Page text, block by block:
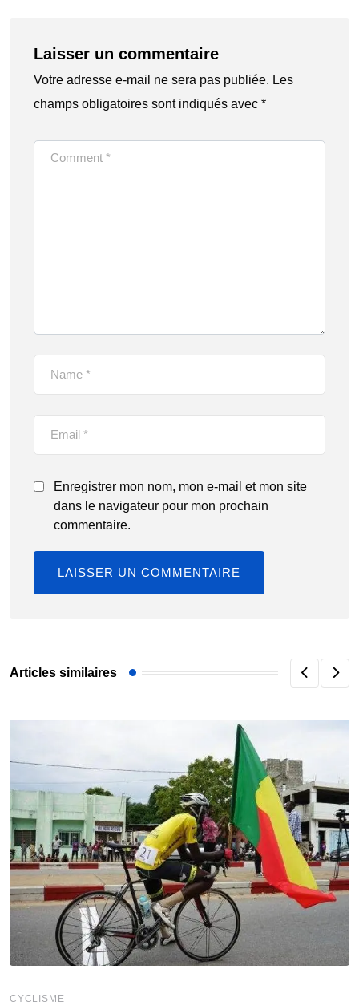
Laisser un commentaire
Votre adresse e-mail ne sera pas publiée. Les
champs obligatoires sont indiqués avec *
Enregistrer mon nom, mon e-mail et mon site
dans le navigateur pour mon prochain
commentaire.
Articles similaires
CYCLISME